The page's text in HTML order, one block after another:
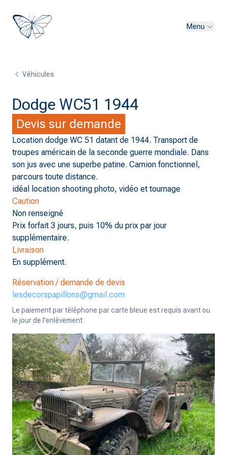
Menu
Véhicules
Dodge WC51 1944
Devis sur demande
Location dodge WC 51 datant de 1944. Transport de
troupes américain de la seconde guerre mondiale. Dans
son jus avec une superbe patine. Camion fonctionnel,
parcours toute distance.
idéal location shooting photo, vidéo et tournage
Caution
Non renseigné
Prix forfait 3 jours, puis 10% du prix par jour
supplémentaire.
Livraison
En supplément.
Réservation / demande de devis
lesdecorspapillons@gmail.com
Le paiement par téléphone par carte bleue est requis avant ou
le jour de l'enlèvement